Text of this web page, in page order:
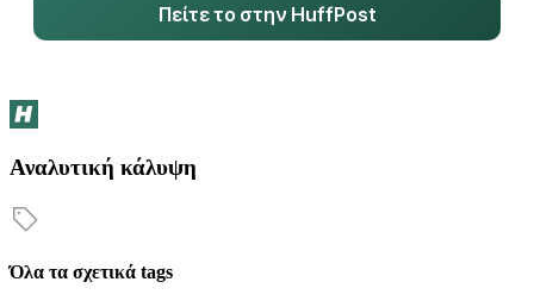
Πείτε το στην HuffPost
Αναλυτική κάλυψη
Όλα τα σχετικά tags